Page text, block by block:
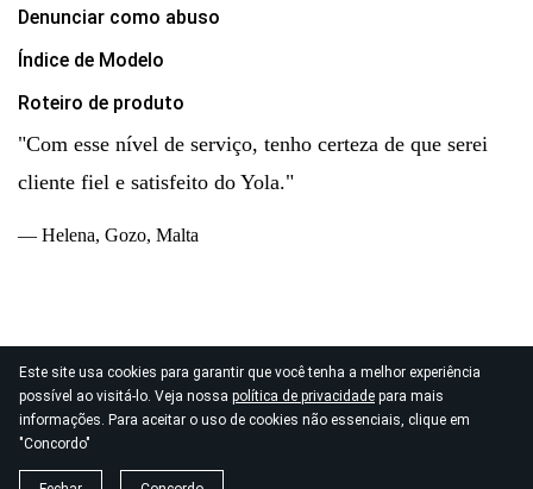
Este site usa cookies para garantir que você tenha a melhor experiência
possível ao visitá-lo. Veja nossa política de privacidade para mais
informações. Para aceitar o uso de cookies não essenciais, clique em
"Concordo"
Denunciar como abuso
Índice de Modelo
Roteiro de produto
"Com esse nível de serviço, tenho certeza de que serei
cliente fiel e satisfeito do Yola."
— Helena, Gozo, Malta
© 2026
Direitos autorais Yola Inc. Todos os direitos reservados.
Política de Privacidade
Processamento de Dados